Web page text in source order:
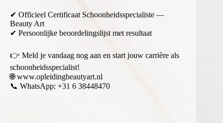
✔ Officieel Certificaat Schoonheidsspecialiste —
Beauty Art
✔ Persoonlijke beoordelingslijst met resultaat
👉 Meld je vandaag nog aan en start jouw carrière als
schoonheidsspecialist!
🌐www.opleidingbeautyart.nl
📞 WhatsApp: +31 6 38448470